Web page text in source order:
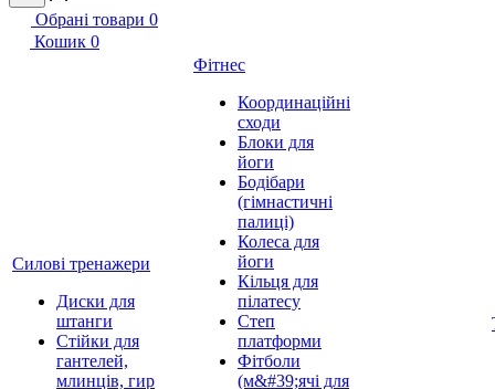
Обрані товари 0
Кошик 0
Силові тренажери
Диски для
штанги
Стійки для
гантелей,
млинців, гир
Фітнес
Координаційні
сходи
Блоки для
йоги
Бодібари
(гімнастичні
палиці)
Колеса для
йоги
Кільця для
пілатесу
Степ
платформи
Фітболи
(м&#39;ячі для